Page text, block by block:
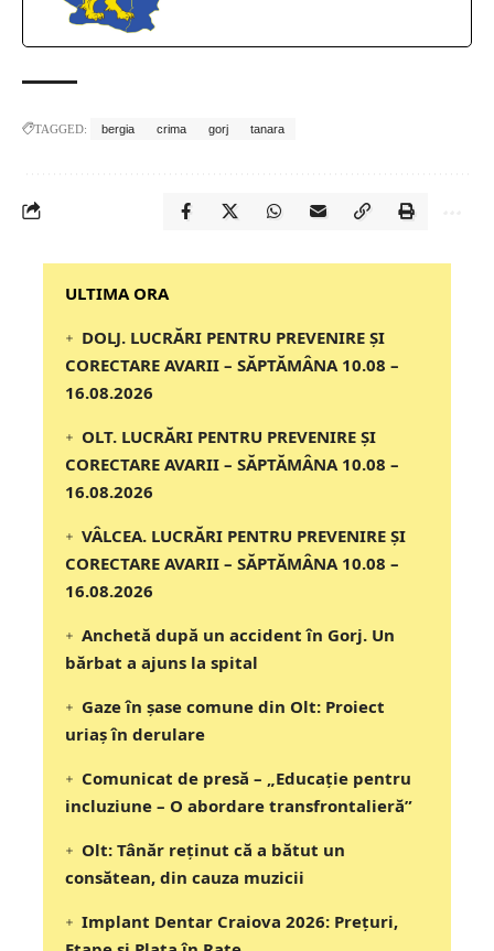
TAGGED: bergia crima gorj tanara
‎‎‎‎‎‎‎ULTIMA ORA
DOLJ. LUCRĂRI PENTRU PREVENIRE ȘI
CORECTARE AVARII – SĂPTĂMÂNA 10.08 –
16.08.2026
OLT. LUCRĂRI PENTRU PREVENIRE ȘI
CORECTARE AVARII – SĂPTĂMÂNA 10.08 –
16.08.2026
VÂLCEA. LUCRĂRI PENTRU PREVENIRE ȘI
CORECTARE AVARII – SĂPTĂMÂNA 10.08 –
16.08.2026
Anchetă după un accident în Gorj. Un
bărbat a ajuns la spital
Gaze în șase comune din Olt: Proiect
uriaș în derulare
Comunicat de presă – „Educație pentru
incluziune – O abordare transfrontalieră”
Olt: Tânăr reţinut că a bătut un
consătean, din cauza muzicii
Implant Dentar Craiova 2026: Preţuri,